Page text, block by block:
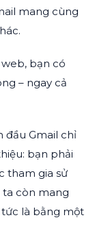
mang cùng
bạn có
– ngay cả
đầu Gmail chỉ
bạn phải
tham gia sử
ta còn mang
tức là bằng một